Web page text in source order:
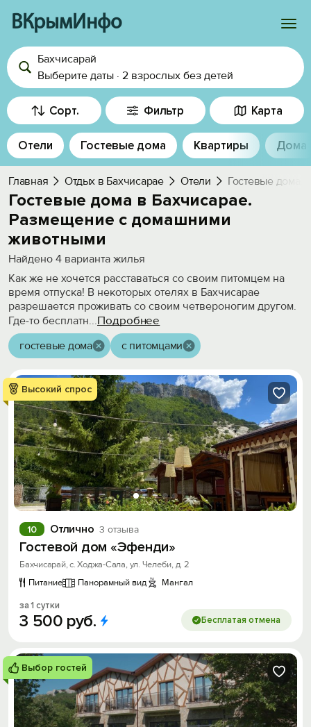
ВКрымИнфо
Войти
Избранное
История просмотра
Добавить свой объект
Бахчисарай
Выберите даты · 2 взрослых без детей
Сорт. Фильтр Карта
Отели Гостевые дома Квартиры Дома
Главная Отдых в Бахчисарае Отели Гостевые дома.
Гостевые дома в Бахчисарае.
Размещение с домашними
животными
Найдено 4 варианта жилья
Как же не хочется расставаться со своим питомцем на
время отпуска! В некоторых отелях в Бахчисарае
разрешается проживать со своим четвероногим другом.
Где-то бесплатн...Подробнее
гостевые дома с питомцами
Высокий спрос
Отлично 3 отзыва
10
Гостевой дом «Эфенди»
Бахчисарай, с. Ходжа-Сала, ул. Челеби, д. 2
Питание
Панорамный вид Мангал
за 1 сутки
3 500 руб. Бесплатая отмена
Выбор гостей